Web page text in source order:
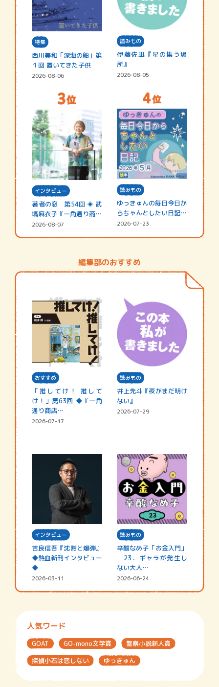
特集
西川美和「深海の船」第
１回 置いてきた子供
2026-08-06
読みもの
伊藤佐凪『星の集う場
所』
2026-08-05
インタビュー
著者の窓 第54回 ◈ 武
塙麻衣子『一角通り商店
街の…
2026-08-07
読みもの
ゆっきゅんの毎日今日か
らちゃんとしたい日記
☆202…
2026-07-23
編集部のおすすめ
おすすめ
「推してけ！ 推して
け！」第63回 ◆『一角
通り商店…
2026-07-17
読みもの
井上先斗『夜がまだ明け
ない』
2026-07-29
インタビュー
吉良信吾『沈黙と爆弾』
◆熱血新刊インタビュー
◆
2026-03-11
読みもの
辛酸なめ子「お金入門」
23．ギャラが発生し
ない大人…
2026-06-24
人気ワード
GOAT GO-mono文学賞
警察小説新人賞
探偵小石は恋しない
ゆっきゅん